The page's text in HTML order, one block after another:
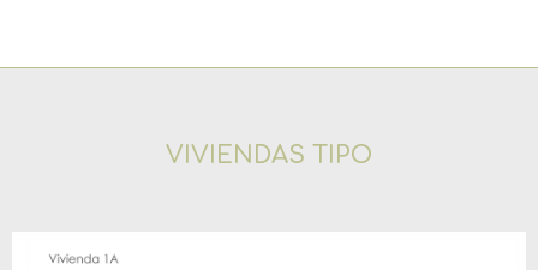
VIVIENDAS TIPO